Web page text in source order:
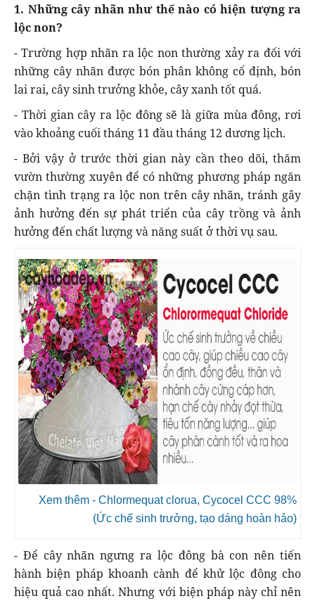
1. Những cây nhãn như thế nào có hiện tượng ra
lộc non?
- Trường hợp nhãn ra lộc non thường xảy ra đối với
những cây nhãn được bón phân không cố định, bón
lai rai, cây sinh trưởng khỏe, cây xanh tốt quá.
- Thời gian cây ra lộc đông sẽ là giữa mùa đông, rơi
vào khoảng cuối tháng 11 đầu tháng 12 dương lịch.
- Bởi vậy ở trước thời gian này cần theo dõi, thăm
vườn thường xuyên để có những phương pháp ngăn
chặn tình trạng ra lộc non trên cây nhãn, tránh gây
ảnh hưởng đến sự phát triển của cây trồng và ảnh
hưởng đến chất lượng và năng suất ở thời vụ sau.
Xem thêm - Chlormequat clorua, Cycocel CCC 98%
(Ức chế sinh trưởng, tạo dáng hoàn hảo)
- Để cây nhãn ngưng ra lộc đông bà con nên tiến
hành biện pháp khoanh cành để khử lộc đông cho
hiệu quả cao nhất. Nhưng với biện pháp này chỉ nên